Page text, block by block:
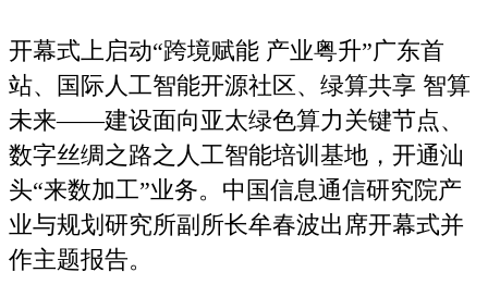
开幕式上启动“跨境赋能 产业粤升”广东首
站、国际人工智能开源社区、绿算共享 智算
未来——建设面向亚太绿色算力关键节点、
数字丝绸之路之人工智能培训基地，开通汕
头“来数加工”业务。中国信息通信研究院产
业与规划研究所副所长牟春波出席开幕式并
作主题报告。